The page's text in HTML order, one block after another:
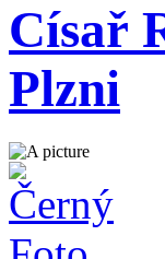
Císař
Plzni